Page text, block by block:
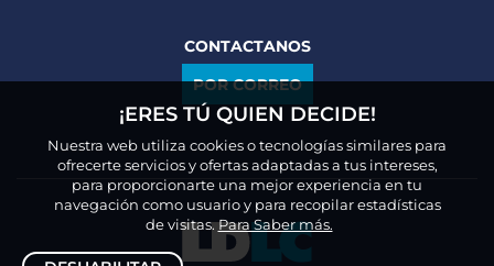
CONTACTANOS
POR CORREO
¡ERES TÚ QUIEN DECIDE!
Nuestra web utiliza cookies o tecnologías similares para
ofrecerte servicios y ofertas adaptadas a tus intereses,
para proporcionarte una mejor experiencia en tu
navegación como usuario y para recopilar estadísticas
de visitas.Para Saber más.